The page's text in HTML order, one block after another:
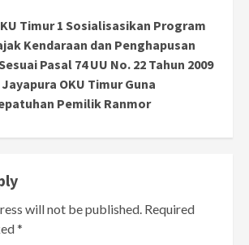
Timur 1 Sosialisasikan Program
Kendaraan dan Penghapusan
Pasal 74 UU No. 22 Tahun 2009
OKU Timur Guna
Pemilik Ranmor
will not be published. Required
*